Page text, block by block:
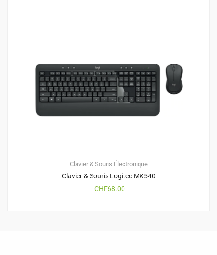
Clavier & Souris Électronique
Clavier & Souris Logitec MK540
CHF68.00